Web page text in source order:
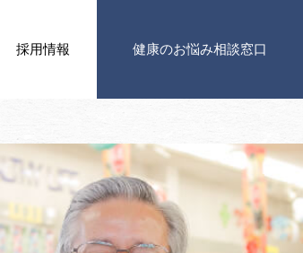
採用情報 健康のお悩み相談窓口